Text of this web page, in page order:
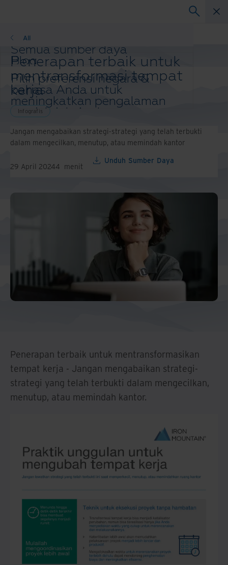
Semua sumber daya
Blog
Kisah Keberhasilan Pelanggan
Panduan Solusi
Webinar
Laporan Resmi
All
Pilih preferensi negara &
bahasa Anda untuk
meningkatkan pengalaman
menjelajah Anda.
Anda
Asia-Pacific and India
Europe and Southern Africa
Latin America
Infografis
Penerapan terbaik untuk
mentransformasi tempat
kerja
Infografis
Jangan mengabaikan strategi-strategi yang telah terbukti
dalam mengecilkan, menutup, atau memindah kantor
29 April 20244 menit
Unduh Sumber Daya
Penerapan terbaik untuk mentransformasikan
tempat kerja - Jangan mengabaikan strategi-
strategi yang telah terbukti dalam mengecilkan,
menutup, atau memindah kantor.